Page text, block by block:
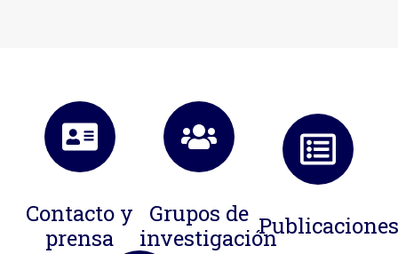
Contacto y
prensa
Grupos de
investigación